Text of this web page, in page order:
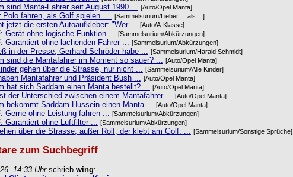
sind Manta-Fahrer seit August 1990 ... [Auto/Opel Manta]
Polo fahren, als Golf spielen. ... [Sammelsurium/Lieber ... als ...]
jetzt die ersten Autoaufkleber: "Wer ... [Auto/A-Klasse]
Gerät ohne logische Funktion ... [Sammelsurium/Abkürzungen]
Garantiert ohne lachenden Fahrer ... [Sammelsurium/Abkürzungen]
in der Presse, Gerhard Schröder habe ... [Sammelsurium/Harald Schmidt]
sind die Mantafahrer im Moment so sauer? ... [Auto/Opel Manta]
gehen über die Strasse, nur nicht ... [Sammelsurium/Alle Kinder]
Mantafahrer und Präsident Bush ... [Auto/Opel Manta]
hat sich Saddam einen Manta bestellt? ... [Auto/Opel Manta]
der Unterschied zwischen einem Mantafahrer ... [Auto/Opel Manta]
bekommt Saddam Hussein einen Manta ... [Auto/Opel Manta]
Gerne ohne Leistung fahren ... [Sammelsurium/Abkürzungen]
Garantiert ohne Luftfilter ... [Sammelsurium/Abkürzungen]
über die Strasse, außer Rolf, der klebt am Golf. ... [Sammelsurium/Sonstige Sprüche]
zum Suchbegriff
14:33 Uhrschrieb wing: